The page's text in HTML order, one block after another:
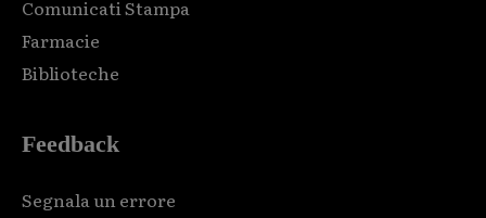
Comunicati Stampa
Farmacie
Biblioteche
Feedback
Segnala un errore